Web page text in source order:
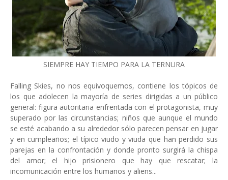
SIEMPRE HAY TIEMPO PARA LA TERNURA
Falling Skies, no nos equivoquemos, contiene los tópicos de
los que adolecen la mayoría de series dirigidas a un público
general: figura autoritaria enfrentada con el protagonista, muy
superado por las circunstancias; niños que aunque el mundo
se esté acabando a su alrededor sólo parecen pensar en jugar
y en cumpleaños; el típico viudo y viuda que han perdido sus
parejas en la confrontación y donde pronto surgirá la chispa
del amor; el hijo prisionero que hay que rescatar; la
incomunicación entre los humanos y aliens...